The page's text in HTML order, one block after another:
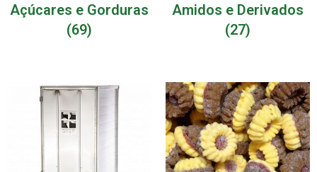
Açúcares e Gorduras
(69)
Amidos e Derivados
(27)